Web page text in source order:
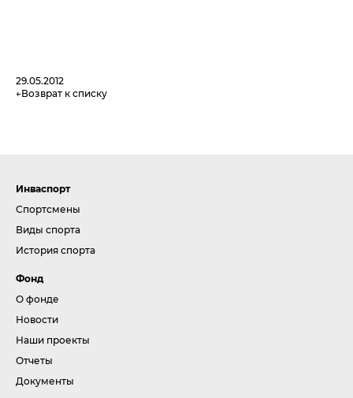
29.05.2012
Возврат к списку
Инваспорт
Спортсмены
Виды спорта
История спорта
Фонд
О фонде
Новости
Наши проекты
Отчеты
Документы